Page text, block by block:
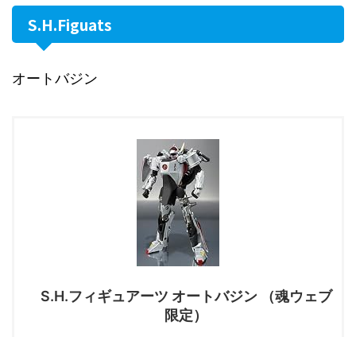
S.H.Figuats
オートバジン
S.H.フィギュアーツ オートバジン （魂ウェブ
限定）